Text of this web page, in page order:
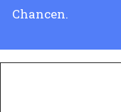
Chancen.